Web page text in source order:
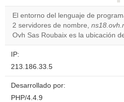
El entorno del lenguaje de
2 servidores de nombre,
Ovh Sas Roubaix es la ubicación
IP:
213.186.33.5
Desarrollado por:
PHP/4.4.9